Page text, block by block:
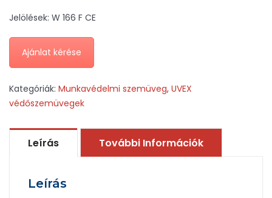
Jelölések: W 166 F CE
Ajánlat kérése
Kategóriák: Munkavédelmi szemüveg, UVEX
védőszemüvegek
Leírás További Információk
Leírás